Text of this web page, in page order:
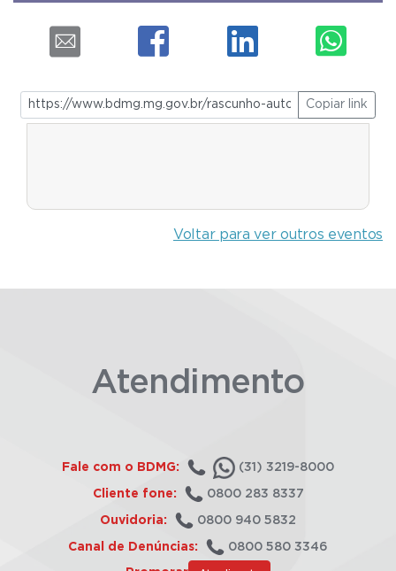
Copiar link
Voltar para ver outros eventos
Atendimento
Fale com o BDMG: (31) 3219-8000
Cliente fone: 0800 283 8337
Ouvidoria: 0800 940 5832
Canal de Denúncias: 0800 580 3346